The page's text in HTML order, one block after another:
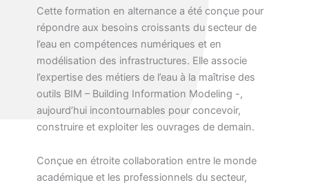
Cette formation en alternance a été conçue pour
répondre aux besoins croissants du secteur de
l’eau en compétences numériques et en
modélisation des infrastructures. Elle associe
l’expertise des métiers de l’eau à la maîtrise des
outils BIM – Building Information Modeling -,
aujourd’hui incontournables pour concevoir,
construire et exploiter les ouvrages de demain.
Conçue en étroite collaboration entre le monde
académique et les professionnels du secteur,